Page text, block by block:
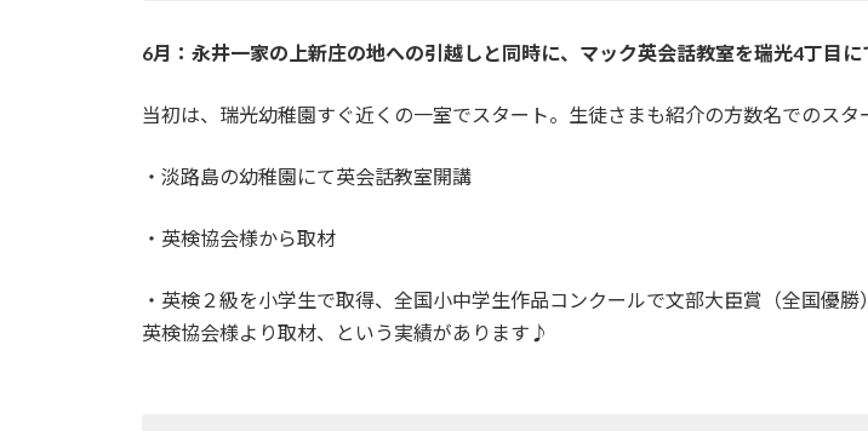
6月：永井一家の上新庄の地への引越しと同時に、マック英会話教室を瑞光4丁目に
当初は、瑞光幼稚園すぐ近くの一室でスタート。生徒さまも紹介の方数名でのスタ
・淡路島の幼稚園にて英会話教室開講
・英検協会様から取材
・英検２級を小学生で取得、全国小中学生作品コンクールで文部大臣賞（全国優
英検協会様より取材、という実績があります♪